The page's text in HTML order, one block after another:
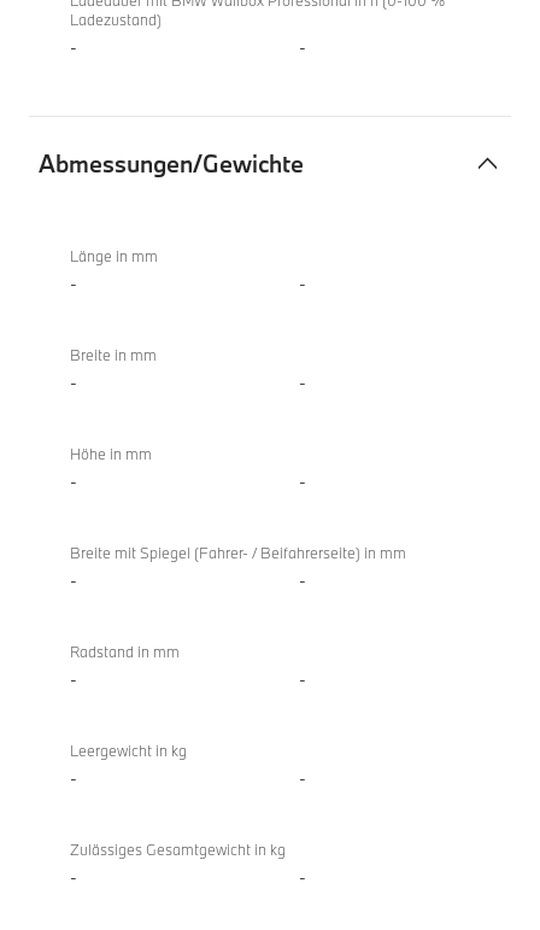
Ladezustand)
- -
Abmessungen/Gewichte
Länge in mm
- -
Breite in mm
- -
Höhe in mm
- -
Breite mit Spiegel (Fahrer- / Beifahrerseite) in mm
- -
Radstand in mm
- -
Leergewicht in kg
- -
Zulässiges Gesamtgewicht in kg
- -